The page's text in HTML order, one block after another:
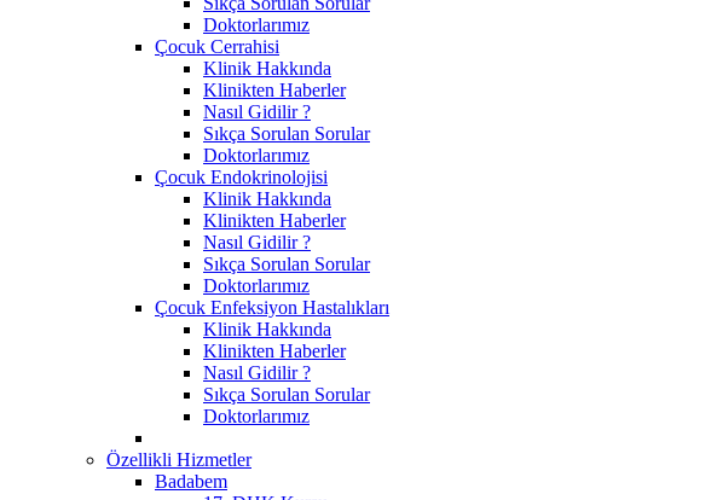
Doktorlarımız
Çocuk Cerrahisi
Klinik Hakkında
Klinikten Haberler
Nasıl Gidilir ?
Sıkça Sorulan Sorular
Doktorlarımız
Çocuk Endokrinolojisi
Klinik Hakkında
Klinikten Haberler
Nasıl Gidilir ?
Sıkça Sorulan Sorular
Doktorlarımız
Çocuk Enfeksiyon Hastalıkları
Klinik Hakkında
Klinikten Haberler
Nasıl Gidilir ?
Sıkça Sorulan Sorular
Doktorlarımız
Özellikli Hizmetler
Badabem